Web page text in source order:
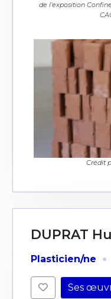
de l’exposition
Crédit
DUPRAT
Plasticien/ne ·
Ses